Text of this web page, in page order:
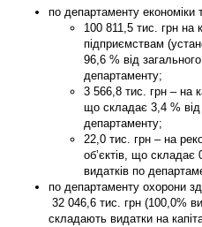
по департаменту економіки
100 811,5 тис. грн на
підприємствам
96,6 % від
департаменту;
3 566,8 тис. грн – на
що складає 3,4 % від
департаменту;
22,0 тис. грн – на
об’єктів, що складає
видатків по
по департаменту охорони
32 046,6 тис. грн (100,0%
складають видатки на